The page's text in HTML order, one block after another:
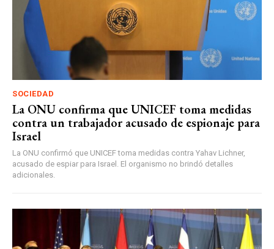
SOCIEDAD
La ONU confirma que UNICEF toma medidas
contra un trabajador acusado de espionaje para
Israel
La ONU confirmó que UNICEF toma medidas contra Yahav Lichner,
acusado de espiar para Israel. El organismo no brindó detalles
adicionales.